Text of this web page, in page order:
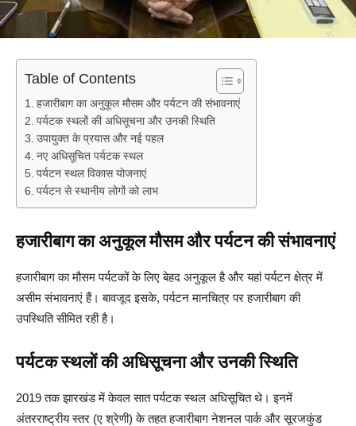
Table of Contents
हजारीबाग का अनुकूल मौसम और पर्यटन की संभावनाएं
पर्यटक स्थलों की अधिसूचना और उनकी स्थिति
उपायुक्त के प्रयास और नई पहल
नए अधिसूचित पर्यटक स्थल
पर्यटन स्थल विकास योजनाएं
पर्यटन से स्थानीय लोगों को लाभ
हजारीबाग का अनुकूल मौसम और पर्यटन की संभावनाएं
हजारीबाग का मौसम पर्यटकों के लिए बेहद अनुकूल है और यहां पर्यटन क्षेत्र में
असीम संभावनाएं हैं। बावजूद इसके, पर्यटन मानचित्र पर हजारीबाग की
उपस्थिति सीमित रही है।
पर्यटक स्थलों की अधिसूचना और उनकी स्थिति
2019 तक झारखंड में केवल सात पर्यटक स्थल अधिसूचित थे। इनमें
अंतरराष्ट्रीय स्तर (ए श्रेणी) के तहत हजारीबाग नेशनल पार्क और सूरजकुंड